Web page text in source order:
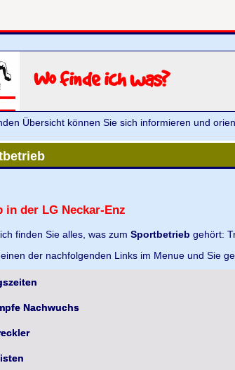
Wo finde ich was?
Übersicht können Sie sich informieren und
in der LG Neckar-Enz
finden Sie alles, was zumSportbetrieb gehört:
der nachfolgenden Links im Menue und Sie
Nachwuchs